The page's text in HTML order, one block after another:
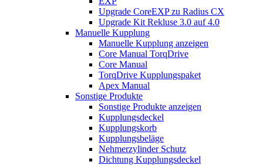
Upgrade CoreEXP zu Radius CX
Upgrade Kit Rekluse 3.0 auf 4.0
Manuelle Kupplung
Manuelle Kupplung anzeigen
Core Manual TorqDrive
Core Manual
TorqDrive Kupplungspaket
Apex Manual
Sonstige Produkte
Sonstige Produkte anzeigen
Kupplungsdeckel
Kupplungskorb
Kupplungsbeläge
Nehmerzylinder Schutz
Dichtung Kupplungsdeckel